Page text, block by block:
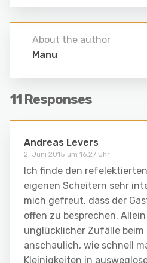
About the author
Manu
11 Responses
Andreas Levers
2. Juni 2015 um 16:27 Uhr
Ich finde den
eigenen Scheitern sehr
mich gefreut, dass der
offen zu besprechen.
unglücklicher Zufälle
anschaulich, wie schnell
Kleinigkeiten in